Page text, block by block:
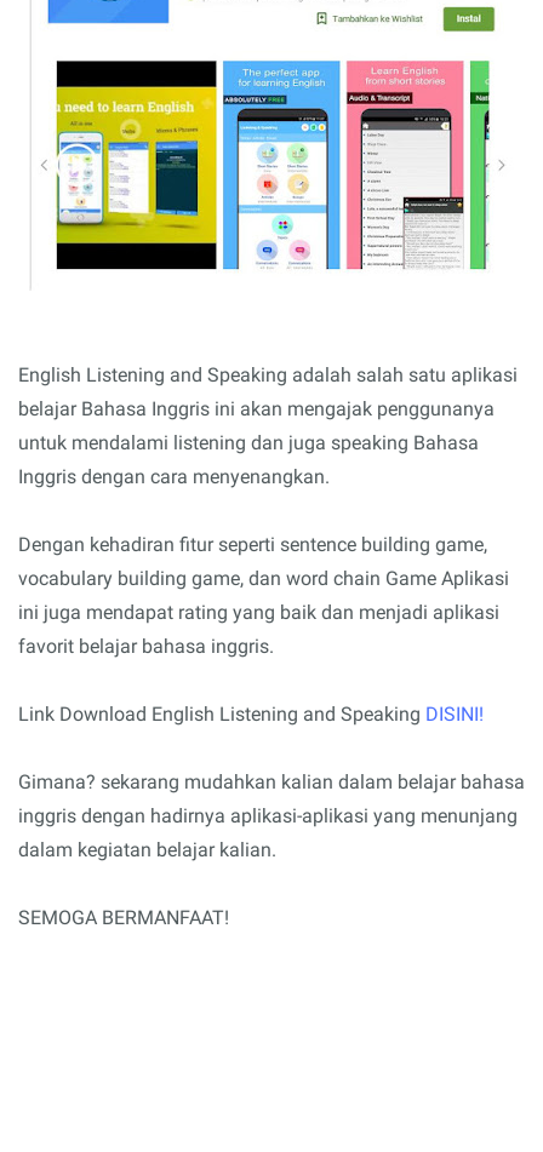
English Listening and Speaking adalah salah satu aplikasi
belajar Bahasa Inggris ini akan mengajak penggunanya
untuk mendalami listening dan juga speaking Bahasa
Inggris dengan cara menyenangkan.
Dengan kehadiran fitur seperti sentence building game,
vocabulary building game, dan word chain Game Aplikasi
ini juga mendapat rating yang baik dan menjadi aplikasi
favorit belajar bahasa inggris.
Link Download English Listening and Speaking DISINI!
Gimana? sekarang mudahkan kalian dalam belajar bahasa
inggris dengan hadirnya aplikasi-aplikasi yang menunjang
dalam kegiatan belajar kalian.
SEMOGA BERMANFAAT!